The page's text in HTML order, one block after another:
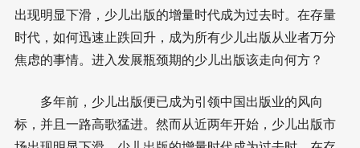
出现明显下滑，少儿出版的增量时代成为过去时。在存量
时代，如何迅速止跌回升，成为所有少儿出版从业者万分
焦虑的事情。进入发展瓶颈期的少儿出版该走向何方？
多年前，少儿出版便已成为引领中国出版业的风向
标，并且一路高歌猛进。然而从近两年开始，少儿出版市